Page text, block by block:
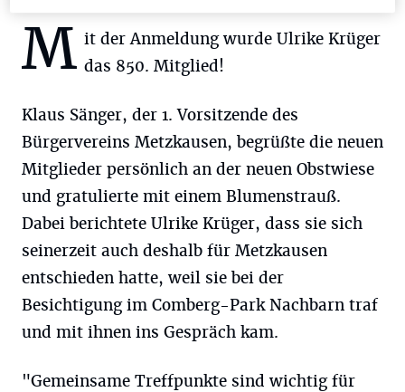
M it der Anmeldung wurde Ulrike Krüger
das 850. Mitglied!
Klaus Sänger, der 1. Vorsitzende des
Bürgervereins Metzkausen, begrüßte die neuen
Mitglieder persönlich an der neuen Obstwiese
und gratulierte mit einem Blumenstrauß.
Dabei berichtete Ulrike Krüger, dass sie sich
seinerzeit auch deshalb für Metzkausen
entschieden hatte, weil sie bei der
Besichtigung im Comberg-Park Nachbarn traf
und mit ihnen ins Gespräch kam.
"Gemeinsame Treffpunkte sind wichtig für